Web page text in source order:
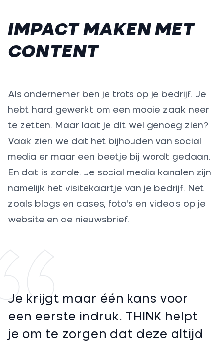
IMPACT MAKEN MET
CONTENT
Als ondernemer ben je trots op je bedrijf. Je
hebt hard gewerkt om een mooie zaak neer
te zetten. Maar laat je dit wel genoeg zien?
Vaak zien we dat het bijhouden van social
media er maar een beetje bij wordt gedaan.
En dat is zonde. Je social media kanalen zijn
namelijk het visitekaartje van je bedrijf. Net
zoals blogs en cases, foto’s en video’s op je
website en de nieuwsbrief.
Je krijgt maar één kans voor
een eerste indruk. THINK helpt
je om te zorgen dat deze altijd